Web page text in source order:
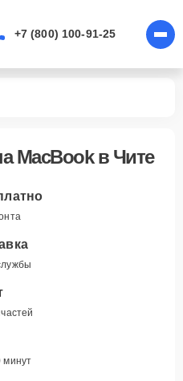
+7 (800) 100-91-25
MacBook в Чите
минут